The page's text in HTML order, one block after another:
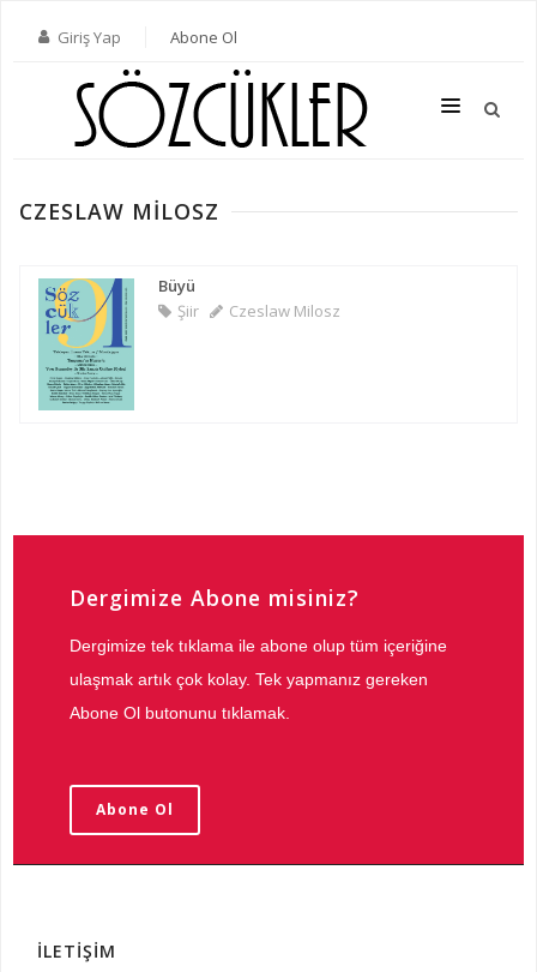
Giriş Yap Abone Ol
TÜM SAYILAR
KATEGORILER
YAZARLAR
ABONE OL
CZESLAW MILOSZ
Büyü
Şiir
Czeslaw Milosz
Dergimize Abone misiniz?
Dergimize tek tıklama ile abone olup tüm içeriğine
ulaşmak artık çok kolay. Tek yapmanız gereken
Abone Ol butonunu tıklamak.
Abone Ol
İLETİŞİM